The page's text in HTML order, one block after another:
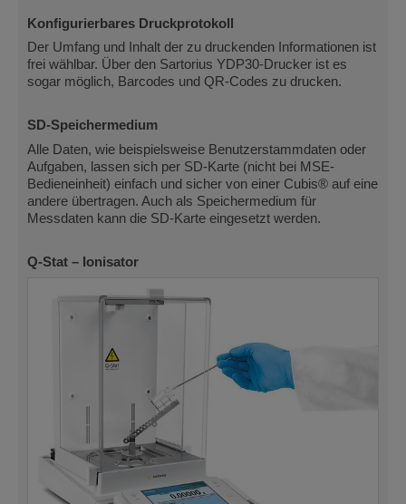
Konfigurierbares Druckprotokoll
Der Umfang und Inhalt der zu druckenden Informationen ist
frei wählbar. Über den Sartorius YDP30-Drucker ist es
sogar möglich, Barcodes und QR-Codes zu drucken.
SD-Speichermedium
Alle Daten, wie beispielsweise Benutzerstammdaten oder
Aufgaben, lassen sich per SD-Karte (nicht bei MSE-
Bedieneinheit) einfach und sicher von einer Cubis® auf eine
andere übertragen. Auch als Speichermedium für
Messdaten kann die SD-Karte eingesetzt werden.
Q-Stat – Ionisator